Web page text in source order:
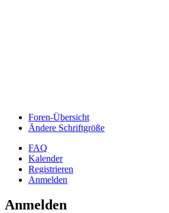
Foren-Übersicht
Ändere Schriftgröße
FAQ
Kalender
Registrieren
Anmelden
Anmelden